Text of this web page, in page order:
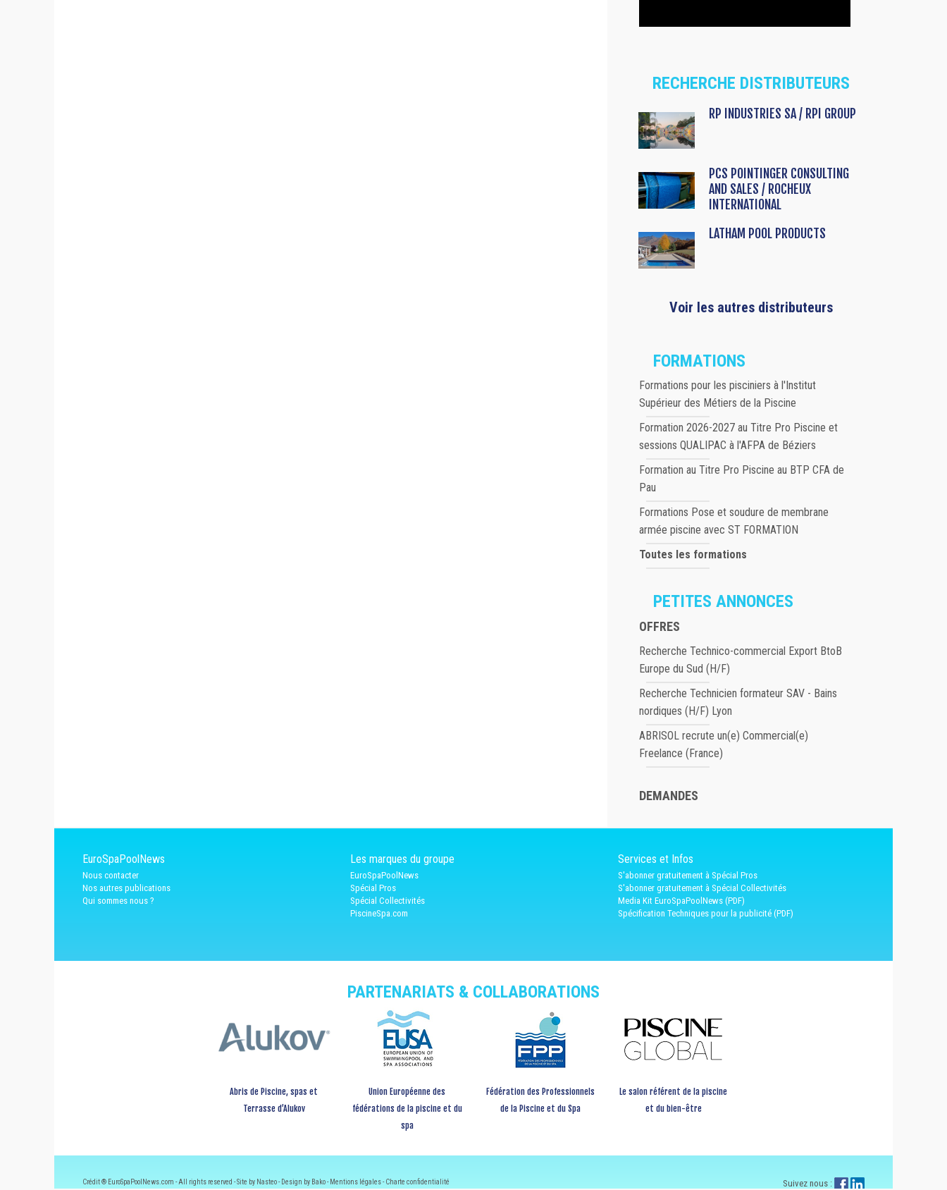
RECHERCHE DISTRIBUTEURS
RP INDUSTRIES SA / RPI GROUP
PCS POINTINGER CONSULTING
AND SALES / ROCHEUX
INTERNATIONAL
LATHAM POOL PRODUCTS
Voir les autres distributeurs
FORMATIONS
Formations pour les pisciniers à l'Institut
Supérieur des Métiers de la Piscine
Formation 2026-2027 au Titre Pro Piscine et
sessions QUALIPAC à l'AFPA de Béziers
Formation au Titre Pro Piscine au BTP CFA de
Pau
Formations Pose et soudure de membrane
armée piscine avec ST FORMATION
Toutes les formations
PETITES ANNONCES
OFFRES
Recherche Technico-commercial Export BtoB
Europe du Sud (H/F)
Recherche Technicien formateur SAV - Bains
nordiques (H/F) Lyon
ABRISOL recrute un(e) Commercial(e)
Freelance (France)
DEMANDES
EuroSpaPoolNews
Nous contacter
Nos autres publications
Qui sommes nous ?
Les marques du groupe
EuroSpaPoolNews
Spécial Pros
Spécial Collectivités
PiscineSpa.com
Services et Infos
S'abonner gratuitement à Spécial Pros
S'abonner gratuitement à Spécial Collectivités
Media Kit EuroSpaPoolNews (PDF)
Spécification Techniques pour la publicité (PDF)
PARTENARIATS & COLLABORATIONS
Abris de Piscine, spas et
Terrasse d’Alukov
Union Européenne des
fédérations de la piscine et du
spa
Fédération des Professionnels
de la Piscine et du Spa
Le salon référent de la piscine
et du bien-être
Crédit ® EuroSpaPoolNews.com - All rights reserved - Site by Nasteo - Design by Bako - Mentions légales-Charte confidentialité Suivez nous :